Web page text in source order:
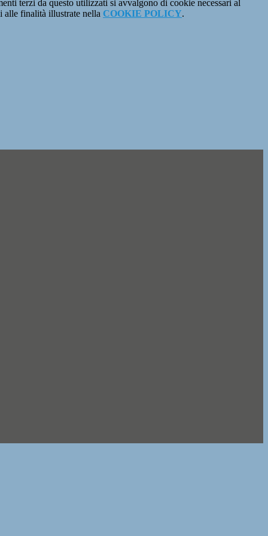
terzi da questo utilizzati si avvalgono di cookie necessari al
alle finalità illustrate nella COOKIE POLICY.